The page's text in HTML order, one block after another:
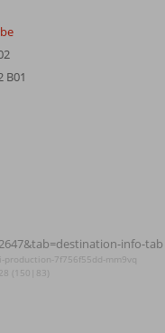
B01
info-tab
7f756f55dd-mm9vq
(150|83)